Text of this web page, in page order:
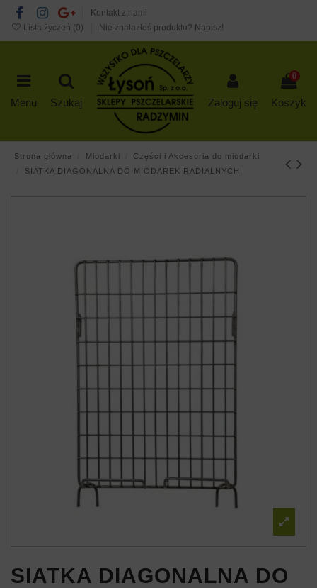
Kontakt z nami
Lista życzeń (0) Nie znalazłeś produktu? Napisz!
Menu Szukaj Zaloguj się
0
Koszyk
Strona główna Miodarki
Części i Akcesoria do miodarki
SIATKA DIAGONALNA DO MIODAREK RADIALNYCH
SIATKA DIAGONALNA DO